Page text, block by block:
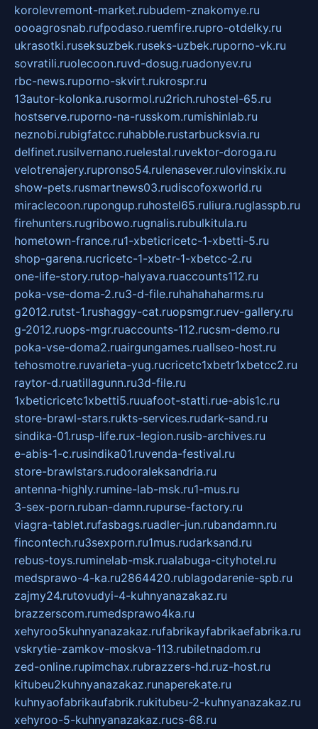
korolevremont-market.rubudem-znakomye.ru
oooagrosnab.rufpodaso.ruemfire.rupro-otdelky.ru
ukrasotki.ruseksuzbek.ruseks-uzbek.ruporno-vk.ru
sovratili.ruolecoon.ruvd-dosug.ruadonyev.ru
rbc-news.ruporno-skvirt.rukrospr.ru
13autor-kolonka.rusormol.ru2rich.ruhostel-65.ru
hostserve.ruporno-na-russkom.rumishinlab.ru
neznobi.rubigfatcc.ruhabble.rustarbucksvia.ru
delfinet.rusilvernano.ruelestal.ruvektor-doroga.ru
velotrenajery.rupronso54.rulenasever.rulovinskix.ru
show-pets.rusmartnews03.rudiscofoxworld.ru
miraclecoon.rupongup.ruhostel65.ruliura.ruglasspb.ru
firehunters.rugribowo.rugnalis.rubulkitula.ru
hometown-france.ru1-xbeticricetc-1-xbetti-5.ru
shop-garena.rucricetc-1-xbetr-1-xbetcc-2.ru
one-life-story.rutop-halyava.ruaccounts112.ru
poka-vse-doma-2.ru3-d-file.ruhahahaharms.ru
g2012.rutst-1.rushaggy-cat.ruopsmgr.ruev-gallery.ru
g-2012.ruops-mgr.ruaccounts-112.rucsm-demo.ru
poka-vse-doma2.ruairgungames.ruallseo-host.ru
tehosmotre.ruvarieta-yug.rucricetc1xbetr1xbetcc2.ru
raytor-d.ruatillagunn.ru3d-file.ru
1xbeticricetc1xbetti5.ruuafoot-statti.rue-abis1c.ru
store-brawl-stars.rukts-services.rudark-sand.ru
sindika-01.rusp-life.rux-legion.rusib-archives.ru
e-abis-1-c.rusindika01.ruvenda-festival.ru
store-brawlstars.rudooraleksandria.ru
antenna-highly.rumine-lab-msk.ru1-mus.ru
3-sex-porn.ruban-damn.rupurse-factory.ru
viagra-tablet.rufasbags.ruadler-jun.rubandamn.ru
fincontech.ru3sexporn.ru1mus.rudarksand.ru
rebus-toys.ruminelab-msk.rualabuga-cityhotel.ru
medsprawo-4-ka.ru2864420.rublagodarenie-spb.ru
zajmy24.rutovudyi-4-kuhnyanazakaz.ru
brazzerscom.rumedsprawo4ka.ru
xehyroo5kuhnyanazakaz.rufabrikayfabrikaefabrika.ru
vskrytie-zamkov-moskva-113.rubiletnadom.ru
zed-online.rupimchax.rubrazzers-hd.ruz-host.ru
kitubeu2kuhnyanazakaz.runaperekate.ru
kuhnyaofabrikaufabrik.rukitubeu-2-kuhnyanazakaz.ru
xehyroo-5-kuhnyanazakaz.rucs-68.ru